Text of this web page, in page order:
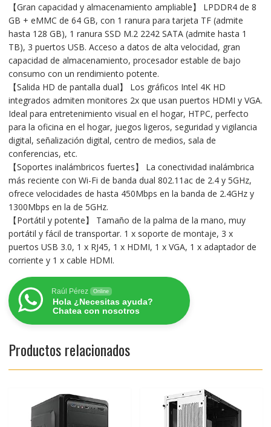
【Gran capacidad y almacenamiento ampliable】 LPDDR4 de 8
GB + eMMC de 64 GB, con 1 ranura para tarjeta TF (admite
hasta 128 GB), 1 ranura SSD M.2 2242 SATA (admite hasta 1
TB), 3 puertos USB. Acceso a datos de alta velocidad, gran
capacidad de almacenamiento, procesador estable de bajo
consumo con un rendimiento potente.
【Salida HD de pantalla dual】 Los gráficos Intel 4K HD
integrados admiten monitores 2x que usan puertos HDMI y VGA.
Ideal para entretenimiento visual en el hogar, HTPC, perfecto
para la oficina en el hogar, juegos ligeros, seguridad y vigilancia
digital, señalización digital, centro de medios, sala de
conferencias, etc.
【Soportes inalámbricos fuertes】 La conectividad inalámbrica
más reciente con Wi-Fi de banda dual 802.11ac de 2.4 y 5GHz,
ofrece velocidades de hasta 450Mbps en la banda de 2.4GHz y
1300Mbps en la de 5GHz.
【Portátil y potente】 Tamaño de la palma de la mano, muy
portátil y fácil de transportar. 1 x soporte de montaje, 3 x
puertos USB 3.0, 1 x RJ45, 1 x HDMI, 1 x VGA, 1 x adaptador de
corriente y 1 x cable HDMI.
Raúl Pérez Online
Hola ¿Necesitas ayuda?
Chatea con nosotros
Productos relacionados